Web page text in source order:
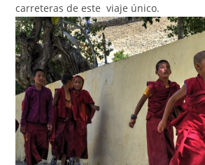
carreteras de este viaje único.